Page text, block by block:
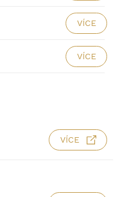
VÍCE
VÍCE
VÍCE